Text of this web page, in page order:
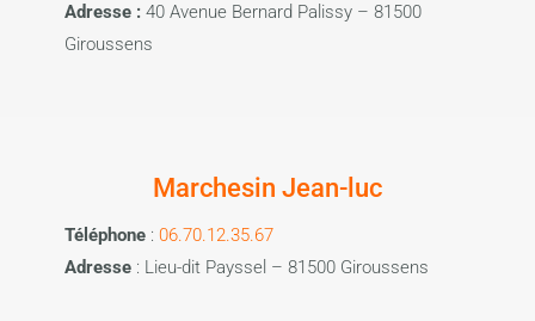
Adresse : 40 Avenue Bernard Palissy – 81500
Giroussens
Marchesin Jean-luc
Téléphone: 06.70.12.35.67
Adresse : Lieu-dit Payssel – 81500 Giroussens